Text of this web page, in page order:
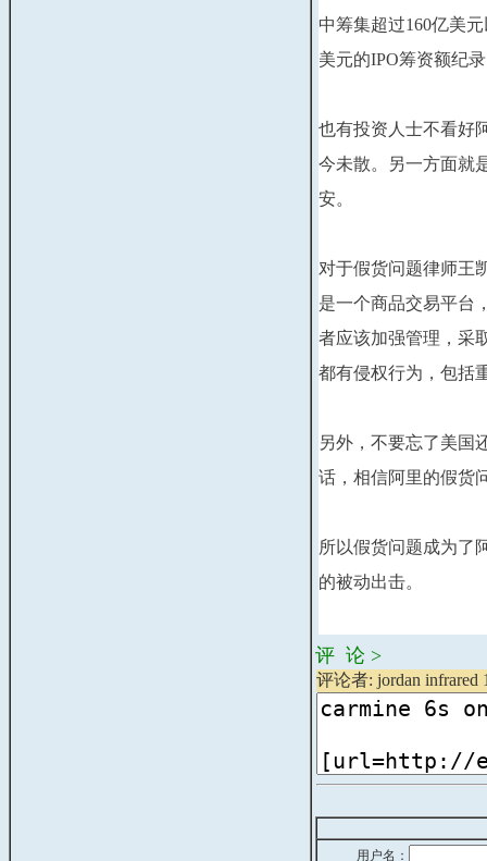
中筹集超过160亿美
美元的IPO筹资额纪
也有投资人士不看好
今未散。另一方面就
安。
对于假货问题律师王
是一个商品交易平台
者应该加强管理，采
都有侵权行为，包括
另外，不要忘了美国
话，相信阿里的假货
所以假货问题成为了
的被动出击。
评 论 >
评论者: jordan infrared
用户名：